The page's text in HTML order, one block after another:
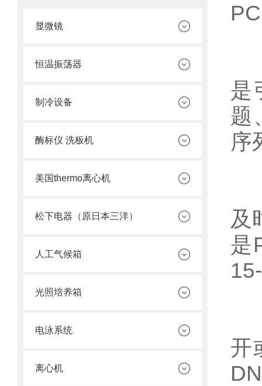
显微镜
恒温振荡器
制冷设备
酶标仪 洗板机
美国thermo离心机
松下电器（原日本三洋）
人工气候箱
光照培养箱
电泳系统
离心机
是
题
序
及
是
开